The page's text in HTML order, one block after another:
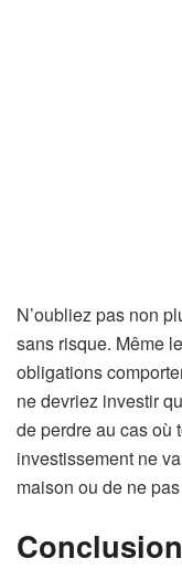
N’oubliez pas non
sans risque. Même
obligations
ne devriez investir
de perdre au cas où
investissement ne
maison ou de ne
Conclusion